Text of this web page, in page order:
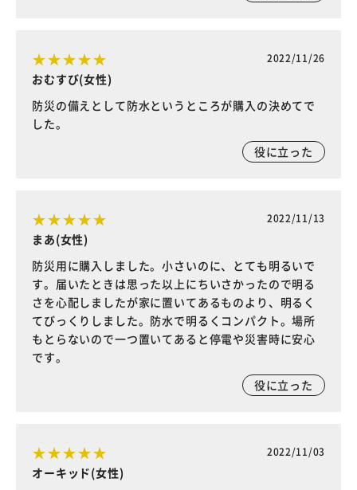
2022/11/26
おむすび(女性)
防災の備えとして防水というところが購入の決めてで
した。
役に立った
2022/11/13
まあ(女性)
防災用に購入しました。小さいのに、とても明るいで
す。届いたときは思った以上にちいさかったので明る
さを心配しましたが家に置いてあるものより、明るく
てびっくりしました。防水で明るくコンパクト。場所
もとらないので一つ置いてあると停電や災害時に安心
です。
役に立った
2022/11/03
オーキッド(女性)